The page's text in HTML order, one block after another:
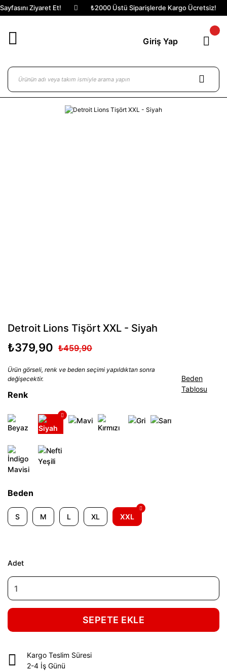
Ziyaret Et! ₺2000 Üstü Siparişlerde Kargo Ücretsiz!
Giriş Yap
Detroit Lions Tişört XXL - Siyah
₺379,90 ₺459,90
Ürün görseli, renk ve beden seçimi yapıldıktan sonra
değişecektir.
Renk
Beden
S M L XL XXL
Beden
Tablosu
Adet
SEPETE EKLE
Kargo Teslim Süresi
2-4 İş Günü